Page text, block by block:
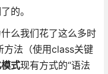
的。
么我们花了这么多时
方法（使用class关键
式现有方式的“语法